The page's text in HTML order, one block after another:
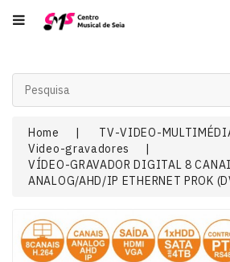
Categoria
Acordeões
Audio
Home
TV-VIDEO-
Video-gravadores
VÍDEO-GRAVADOR DIGITAL 8
ANALOG/AHD/IP ETHERNET PROK